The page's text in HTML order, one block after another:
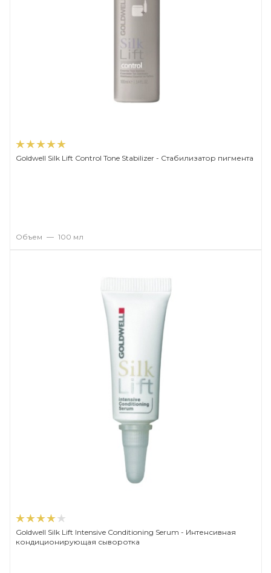
Goldwell Silk Lift Control Tone Stabilizer - Стабилизатор пигмента
Объем — 100 мл
Goldwell Silk Lift Intensive Conditioning Serum - Интенсивная
кондиционирующая сыворотка